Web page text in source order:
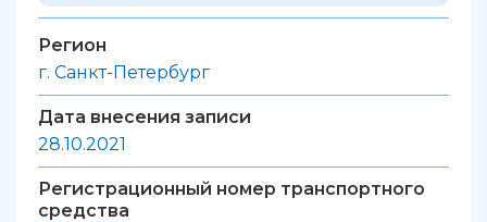
Регион
г. Санкт-Петербург
Дата внесения записи
28.10.2021
Регистрационный номер транспортного
средства